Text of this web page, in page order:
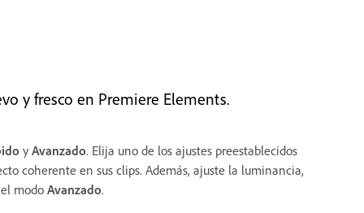
y fresco en Premiere Elements.
y Avanzado. Elija uno de los ajustes preestablecidos
coherente en sus clips. Además, ajuste la luminancia,
modo Avanzado.